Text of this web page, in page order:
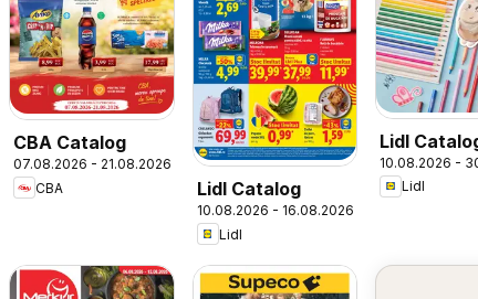
CBA Catalog
07.08.2026 - 21.08.2026
CBA
Lidl Catalog
10.08.2026 - 16.08.2026
Lidl
Lidl
to School
10.08.2026 -
Lidl